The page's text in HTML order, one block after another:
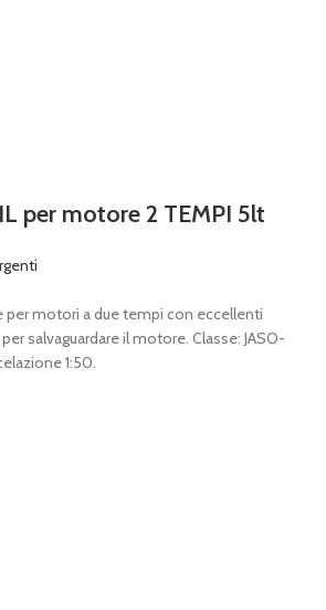
per motore 2 TEMPI 5lt
per motori a due tempi con eccellenti
salvaguardare il motore. Classe: JASO-
1:50.